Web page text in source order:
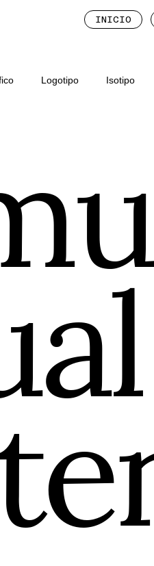
INICIO
Logotipo Isotipo